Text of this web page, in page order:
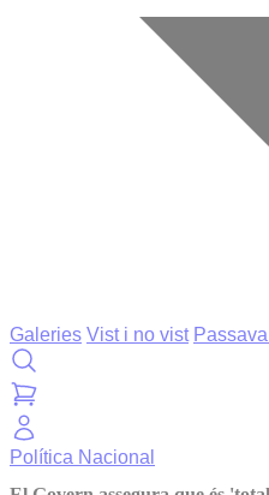
Galeries Vist i no vist
Política Nacional